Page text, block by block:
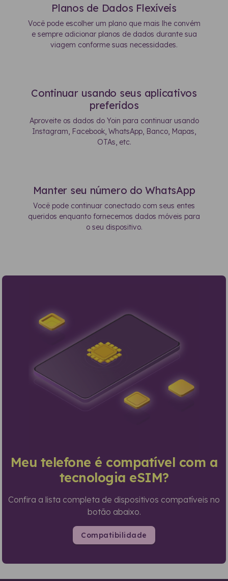
Planos de Dados Flexíveis
Você pode escolher um plano que mais lhe convém
e sempre adicionar planos de dados durante sua
viagem conforme suas necessidades.
Continuar usando seus aplicativos
preferidos
Aproveite os dados do Yoin para continuar usando
Instagram, Facebook, WhatsApp, Banco, Mapas,
OTAs, etc.
Manter seu número do WhatsApp
Você pode continuar conectado com seus entes
queridos enquanto fornecemos dados móveis para
o seu dispositivo.
Meu telefone é compatível com a
tecnologia eSIM?
Confira a lista completa de dispositivos compatíveis no
botão abaixo.
Compatibilidade